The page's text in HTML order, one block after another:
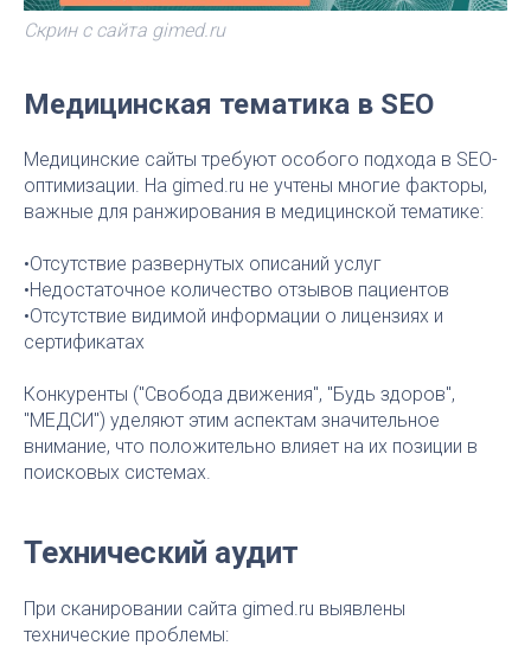
Скрин с сайта gimed.ru
Медицинская тематика в SEO
Медицинские сайты требуют особого подхода в SEO-
оптимизации. На gimed.ru не учтены многие факторы,
важные для ранжирования в медицинской тематике:
•Отсутствие развернутых описаний услуг
•Недостаточное количество отзывов пациентов
•Отсутствие видимой информации о лицензиях и
сертификатах
Конкуренты ("Свобода движения", "Будь здоров",
"МЕДСИ") уделяют этим аспектам значительное
внимание, что положительно влияет на их позиции в
поисковых системах.
Технический аудит
При сканировании сайта gimed.ru выявлены
технические проблемы: